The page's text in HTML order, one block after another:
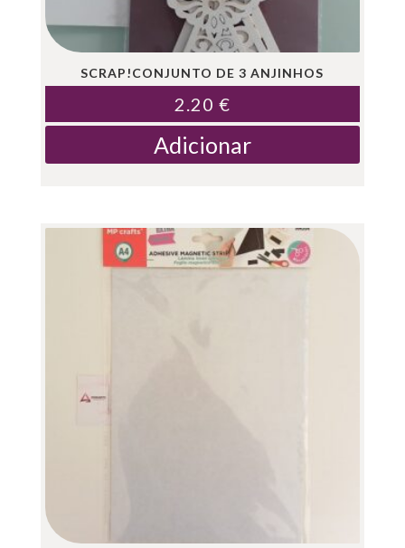
SCRAP!CONJUNTO DE 3 ANJINHOS
2.20 €
Adicionar